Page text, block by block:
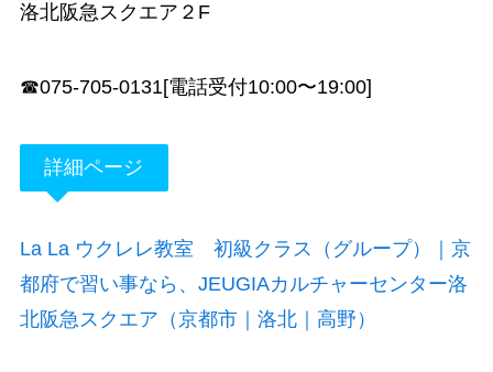
洛北阪急スクエア２F
☎︎075-705-0131[電話受付10:00〜19:00]
詳細ページ
La La ウクレレ教室 初級クラス（グループ）｜京
都府で習い事なら、JEUGIAカルチャーセンター洛
北阪急スクエア（京都市｜洛北｜高野）